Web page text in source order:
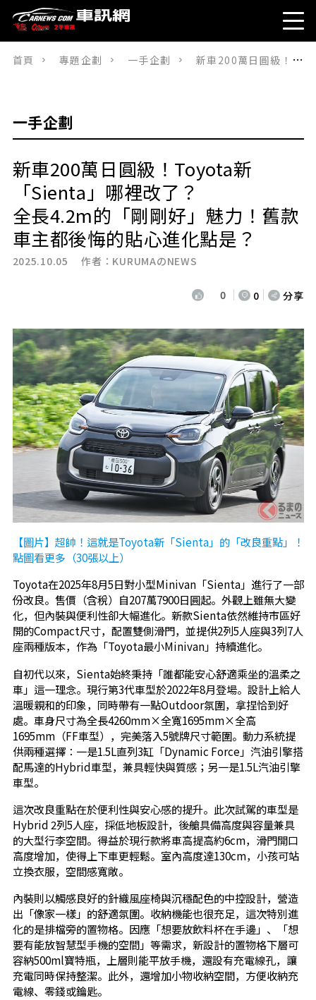
首頁 專題企劃 一手企劃 新車200萬日圓級！Toyota新「Sienta」哪裡改了？全長4.2m的「剛剛好」魅力！舊款車主都後悔的貼心進化點是？
一手企劃
新車200萬日圓級！Toyota新
「Sienta」哪裡改了？
全長4.2m的「剛剛好」魅力！舊款
車主都後悔的貼心進化點是？
2025.10.05 作者： KURUMAのNEWS
0 0 分享
【圖片】超帥！這就是Toyota新「Sienta」的「改良重點」！
點圖看更多（30張以上）
Toyota在2025年8月5日對小型Minivan「Sienta」進行了一部
份改良。售價（含稅）自207萬7900日圓起。外觀上雖無大變
化，但內裝與便利性卻大幅進化。新款Sienta依然維持市區好
開的Compact尺寸，配置雙側滑門，並提供2列5人座與3列7人
座兩種版本，作為「Toyota最小Minivan」持續進化。
自初代以來，Sienta始終秉持「誰都能安心舒適乘坐的溫柔之
車」這一理念。現行第3代車型於2022年8月登場。設計上給人
溫暖親和的印象，同時帶有一點Outdoor氛圍，拿捏恰到好
處。車身尺寸為全長4260mm×全寬1695mm×全高
1695mm（FF車型），完美落入5號牌尺寸範圍。動力系統提
供兩種選擇：一是1.5L直列3缸「Dynamic Force」汽油引擎搭
配馬達的Hybrid車型，兼具輕快與質感；另一是1.5L汽油引擎
車型。
這次改良重點在於便利性與安心感的提升。此次試駕的車型是
Hybrid 2列5人座，採低地板設計，後艙具備高度與容量兼具
的大型行李空間。得益於現行款將車高提高約6cm，滑門開口
高度增加，使得上下車更輕鬆。室內高度達130cm，小孩可站
立換衣服，空間感寬敞。
內裝則以觸感良好的針織風座椅與沉穩配色的中控設計，營造
出「像家一樣」的舒適氛圍。收納機能也很充足，這次特別進
化的是排檔旁的置物格。因應「想要放飲料杯在手邊」、「想
要有能放智慧型手機的空間」等需求，新設計的置物格下層可
容納500ml寶特瓶，上層則能平放手機，還設有充電線孔，讓
充電同時保持整潔。此外，還增加小物收納空間，方便收納充
電線、零錢或鑰匙。